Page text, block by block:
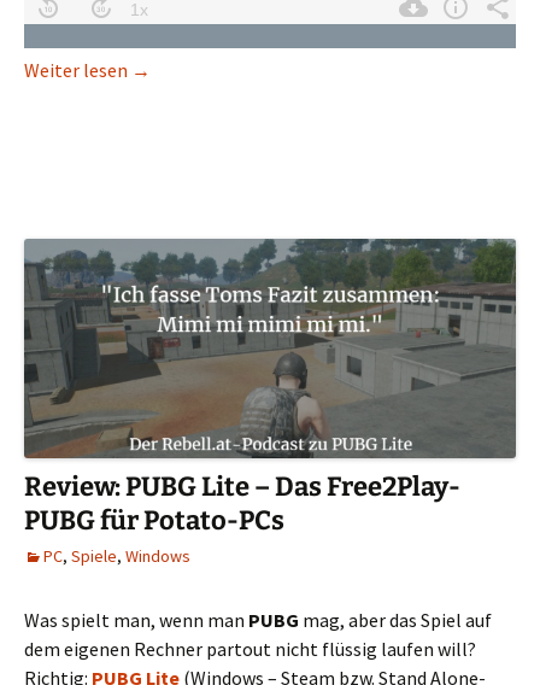
Weiter lesen Review: The Church in the Darkness – Mit
→
Review: PUBG Lite – Das Free2Play-
PUBG für Potato-PCs
PC, Spiele, Windows
Was spielt man, wenn man PUBG mag, aber das Spiel auf
dem eigenen Rechner partout nicht flüssig laufen will?
Richtig: PUBG Lite (Windows – Steam bzw. Stand Alone-